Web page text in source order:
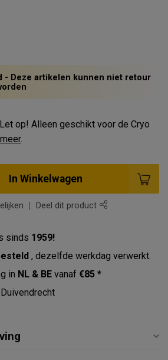
- Deze artikelen kunnen niet retour
op! Alleen geschikt voor de Cryo
.
In Winkelwagen
Deel dit product
sinds 1959!
, dezelfde werkdag verwerkt.
in NL & BE vanaf €85 *